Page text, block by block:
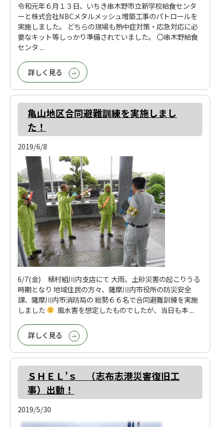
令和元年６月１３日、いちき串木野市立新学校給食センタ
ーと株式会社NBCメタルメッシュ増築工事のパトロールを
実施しました。 どちらの現場も熱中症対策・応急対応に必
要なキット等しっかり準備されていました。 〇串木野給食
センタ ...
詳しく見る
亀山地区合同避難訓練を実施しまし
た！
2019/6/8
6/7(金) 植村組川内支店にて 大雨、土砂災害の起こりうる
時期となり 地域住民の方々、薩摩川内市役所の防災安全
課、薩摩川内市消防局の 総勢６６名で合同避難訓練を実施
しました
風水害を想定したものでしたが、当日も本 ...
詳しく見る
ＳＨＥＬ’ｓ （志布志港災害復旧工
事）出動！
2019/5/30